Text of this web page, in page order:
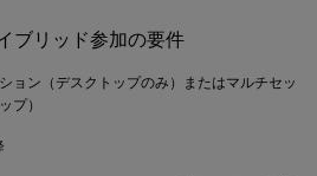
リッド参加の要件
ョン（デスクトップのみ）またはマルチセッ
プ）